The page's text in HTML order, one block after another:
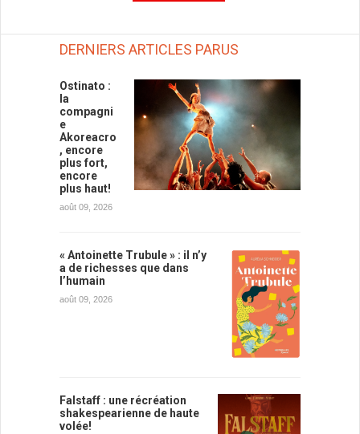
DERNIERS ARTICLES PARUS
Ostinato :
la
compagni
e
Akoreacro
, encore
plus fort,
encore
plus haut!
août 09, 2026
« Antoinette Trubule » : il n’y
a de richesses que dans
l’humain
août 09, 2026
Falstaff : une récréation
shakespearienne de haute
volée!